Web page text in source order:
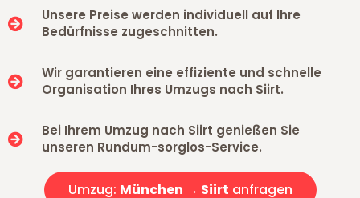
Unsere Preise werden individuell auf Ihre
Bedürfnisse zugeschnitten.
Wir garantieren eine effiziente und schnelle
Organisation Ihres Umzugs nach Siirt.
Bei Ihrem Umzug nach Siirt genießen Sie
unseren Rundum-sorglos-Service.
Umzug: München → Siirt anfragen